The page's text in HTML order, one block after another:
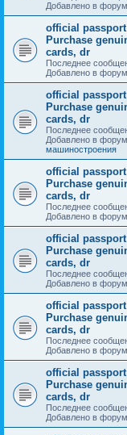
Добавлено в
official passport
Purchase
cards, dr
Последнее
Добавлено в
official passport
Purchase
cards, dr
Последнее
Добавлено в
машиностроения
official passport
Purchase
cards, dr
Последнее
Добавлено в
official passport
Purchase
cards, dr
Последнее
Добавлено в
official passport
Purchase
cards, dr
Последнее
Добавлено в
official passport
Purchase
cards, dr
Последнее
Добавлено в